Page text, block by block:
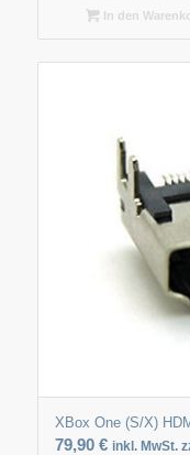
In den
XBox One (S/X)
79,90 € inkl. MwSt.